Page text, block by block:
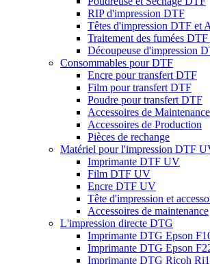
RIP d'impression DTF
Têtes d'impression DTF et
Traitement des fumées
Découpeuse d'impression
Consommables pour DTF
Encre pour transfert DTF
Film pour transfert DTF
Poudre pour transfert DTF
Accessoires de Maintenance
Accessoires de Production
Pièces de rechange
Matériel pour l'impression DTF
Imprimante DTF UV
Film DTF UV
Encre DTF UV
Tête d'impression et
Accessoires de maintenance
L'impression directe DTG
Imprimante DTG Epson
Imprimante DTG Epson
Imprimante DTG Ricoh